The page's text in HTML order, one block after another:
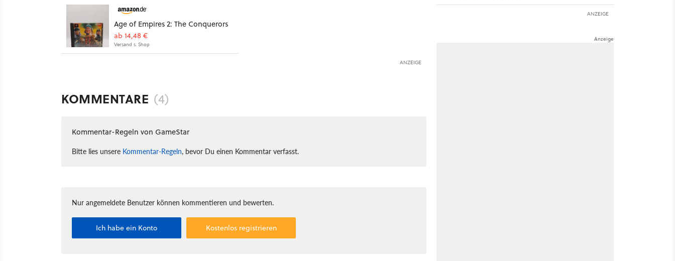
Age of Empires 2: The Conquerors
ab 14,48 €
Versand s. Shop
ANZEIGE
KOMMENTARE (4)
Kommentar-Regeln von GameStar
Bitte lies unsere Kommentar-Regeln, bevor Du einen Kommentar verfasst.
Nur angemeldete Benutzer können kommentieren und bewerten.
Ich habe ein Konto Kostenlos registrieren
ANZEIGE